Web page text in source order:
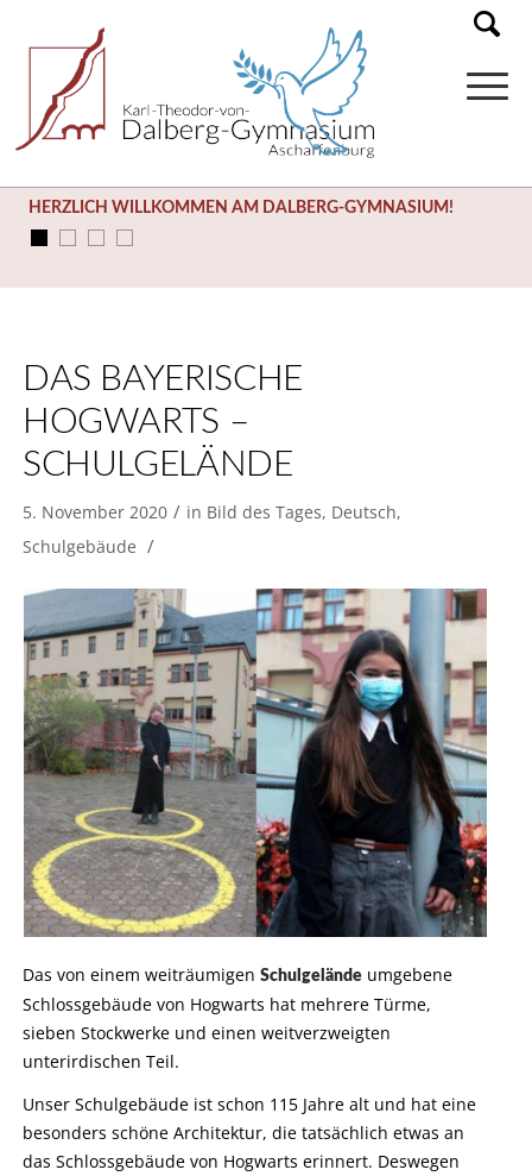
HERZLICH WILLKOMMEN AM DALBERG-GYMNASIUM!
DAS BAYERISCHE
HOGWARTS –
SCHULGELÄNDE
5. November 2020 / in Bild des Tages, Deutsch,
Schulgebäude /
Das von einem weiträumigen Schulgeländeumgebene
Schlossgebäude von Hogwarts hat mehrere Türme,
sieben Stockwerke und einen weitverzweigten
unterirdischen Teil.
Unser Schulgebäude ist schon 115 Jahre alt und hat eine
besonders schöne Architektur, die tatsächlich etwas an
das Schlossgebäude von Hogwarts erinnert. Deswegen